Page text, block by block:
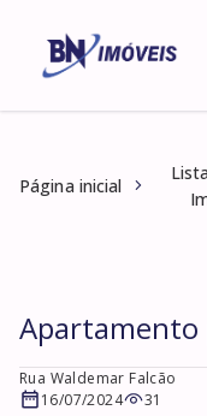
Página inicial
Apartamento
Rua Waldemar Falcão
16/07/2024
31